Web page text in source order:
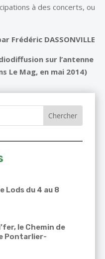
à des concerts, ou
Frédéric DASSONVILLE
sur l’antenne
Le Mag, en mai 2014)
Lods du 4 au 8
le Chemin de
Pontarlier-